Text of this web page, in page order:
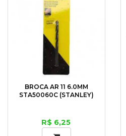
BROCA AR 11 6.0MM
STA50060C (STANLEY)
R$ 6,25